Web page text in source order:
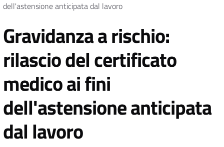
dell'astensione anticipata dal lavoro
Gravidanza a rischio:
rilascio del certificato
medico ai fini
dell'astensione anticipata
dal lavoro